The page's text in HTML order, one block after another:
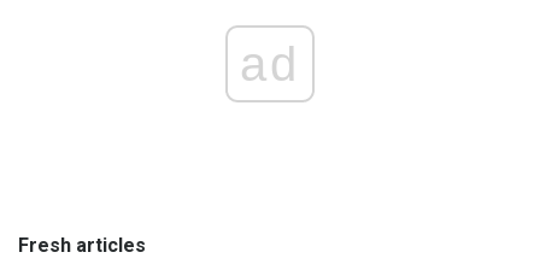
ad
Fresh articles